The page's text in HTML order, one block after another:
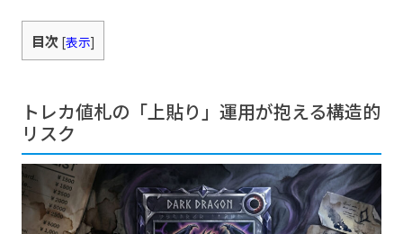
目次 [表示]
トレカ値札の「上貼り」運用が抱える構造的
リスク